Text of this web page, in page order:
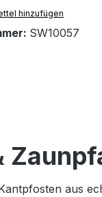
hinzufügen
SW10057
aus